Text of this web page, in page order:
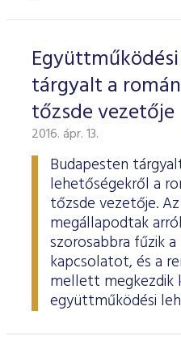
tárgyalt a
tőzsde vezetője
2016. ápr. 13.
Budapesten
lehetőségekről a
tőzsde vezetője.
megállapodtak
szorosabbra fűzik
kapcsolatot, és a
mellett megkezdik
együttműködési